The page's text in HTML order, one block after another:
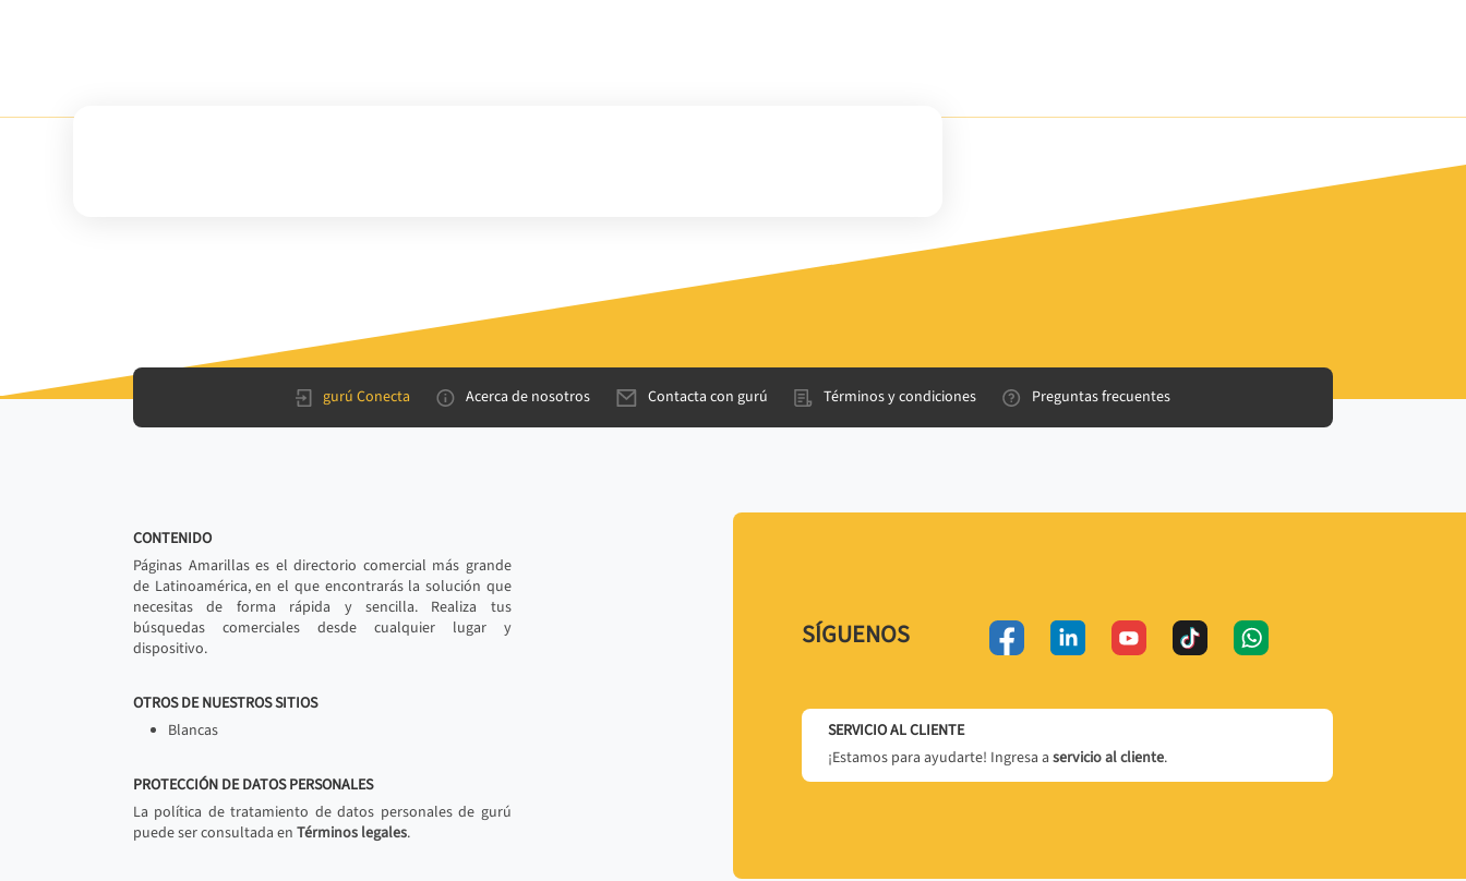
gurú Conecta Acerca de nosotros Contacta con gurú Términos y condiciones Preguntas frecuentes
CONTENIDO
Páginas Amarillas es el directorio comercial más grande
de Latinoamérica, en el que encontrarás la solución que
necesitas de forma rápida y sencilla. Realiza tus
búsquedas comerciales desde cualquier lugar y
dispositivo.
OTROS DE NUESTROS SITIOS
Blancas
PROTECCIÓN DE DATOS PERSONALES
La política de tratamiento de datos personales de gurú
puede ser consultada en Términos legales.
SÍGUENOS
SERVICIO AL CLIENTE
¡Estamos para ayudarte! Ingresa a servicio al cliente.